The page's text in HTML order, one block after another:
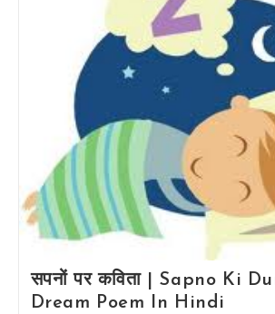
सपनों पर कविता | Sapno Ki
Dream Poem In Hindi